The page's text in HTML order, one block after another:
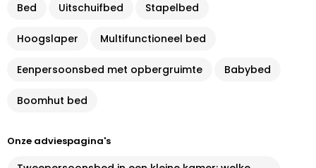
Bed Uitschuifbed Stapelbed
Hoogslaper Multifunctioneel bed
Eenpersoonsbed met opbergruimte Babybed
Boomhut bed
Onze adviespagina's